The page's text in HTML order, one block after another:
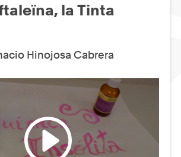
la Tinta
Hinojosa Cabrera